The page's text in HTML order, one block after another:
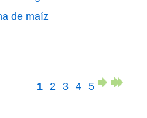
de maíz
1 2 3 4 5